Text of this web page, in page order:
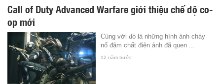
Call of Duty Advanced Warfare giới thiệu chế độ co-
op mới
Cùng với đó là những hình ảnh cháy
nổ đậm chất điện ảnh đã quen ...
12 năm trước